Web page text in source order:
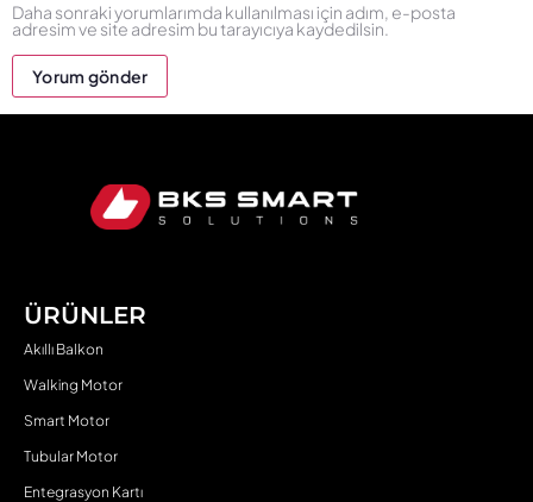
Daha sonraki yorumlarımda kullanılması için adım, e-posta
adresim ve site adresim bu tarayıcıya kaydedilsin.
ÜRÜNLER
Akıllı Balkon
Walking Motor
Smart Motor
Tubular Motor
Entegrasyon Kartı